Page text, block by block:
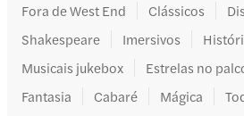
Fora de West End
Clássicos
Shakespeare
Imersivos
Musicais jukebox
Estrelas no
Fantasia
Cabaré Mágica